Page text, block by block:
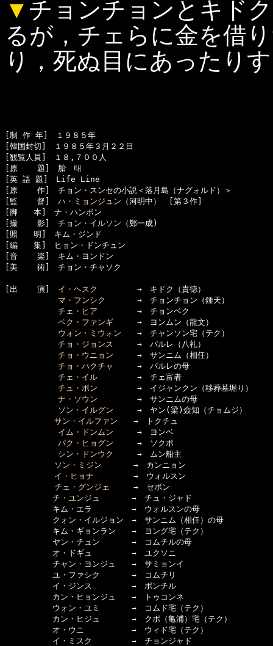
▼ チョンチョンとキド
るが，チェらに金を借
り，死ぬ目にあったり
[制 作 年]　１９８５年
[韓国封切]　１９８５年３月２２日
[観覧人員]　１８,７００人
[原    題]　胎　태
[英 語 題]　Life Line
[原    作]　チョン・スンセの小説＜落月島（ナグォルド）＞
[監    督] ハ・ミョンジュン （河明中）　[第３作]
[脚　　本]　ナ・ハンボン
[撮    影] チョン・イルソン （鄭一成)
[照　　明]　キム・ジンド
[編　　集]　ヒョン・ドンチュン
[音    楽]　キム・ヨンドン
[美    術]　チョン・チャソク
[出    演] イ・ヘスク
→　キドク（貴徳）
マ・フンシク
→　チョンチョン（鍾天）
チェ・ヒア →　チョンベク
ペク・ファンギ →　ヨンムン（龍文）
ウォン・ミウォン →　チャンソン宅（テク）
チョ・ジョンス →　パルレ（八礼）
チョ・ウニョン →　サンニム（相任）
チョ・ハクチャ
→　パルレの母
チェ・イル →　チェ富者
チュ・ボン →　イジャンクン（移葬墓堀り）
ナ・ソウン →　サンニムの母
ソン・イルグン →　ヤン(梁)僉知（チョムジ）
サン・イルファン →　トクチュ
イム・ドンムン →　ヨンベ
パク・ヒョグン →　ソクポ
シン・ドンウク
→　ムン船主
ソン・ミジン →　カンニョン
イ・ヒョナ →　ウォルスン
チェ・グンジェ →　セボン
チ・ユンジュ
→　チュ・ジャド
キム・エラ　　　　　→　ウォルスンの母
クォン・イルジョン　→　サンニム（相任）の母
キム・ギョンラン　　→　ヨング宅（テク）
ヤン・チュン　　　　→　コムチルの母
オ・ドギュ　　　　　→　ユクソニ
チャン・ヨンジュ　　→　サミョンイ
ユ・ファシク　　　　→　コムチリ
イ・ジンス　　　　　→　ポンチル
カン・ヒョンジュ　　→　トゥコンネ
ウォン・ユミ　　　　→　コムド宅（テク）
カン・ヒジュ　　　　→　クポ（亀浦）宅（テク）
オ・ウニ　　　　　　→　ウィド宅（テク）
イ・ミスク　　　　　→　チョンジャド